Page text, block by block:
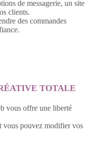
de messagerie, un site
clients.
des commandes
TOTALE
vous offre une liberté
vous pouvez modifier vos